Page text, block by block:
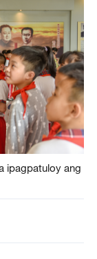
ipagpatuloy ang